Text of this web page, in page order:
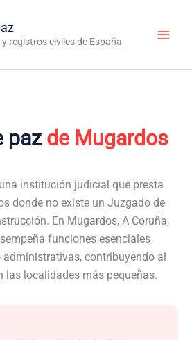
registros civiles de España
paz de Mugardos
institución judicial que presta
donde no existe un Juzgado de
En Mugardos, A Coruña,
funciones esenciales
contribuyendo al
las localidades más pequeñas.